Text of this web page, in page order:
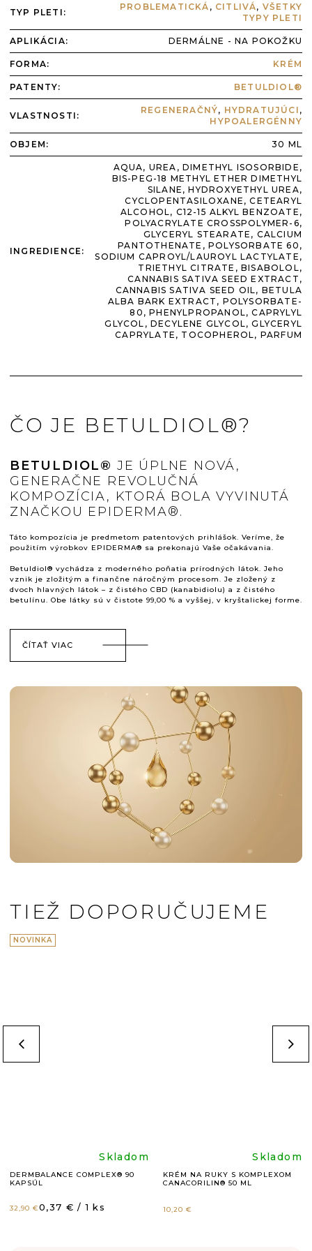
TYP PLETI :
PROBLEMATICKÁ , CITLIVÁ, VŠETKY
TYPY PLETI
APLIKÁCIA: DERMÁLNE - NA POKOŽKU
FORMA: KRÉM
PATENTY: BETULDIOL®
VLASTNOSTI :
REGENERAČNÝ, HYDRATUJÚCI ,
HYPOALERGÉNNY
OBJEM: 30 ML
INGREDIENCE:
AQUA, UREA, DIMETHYL ISOSORBIDE,
BIS-PEG-18 METHYL ETHER DIMETHYL
SILANE, HYDROXYETHYL UREA,
CYCLOPENTASILOXANE, CETEARYL
ALCOHOL, C12-15 ALKYL BENZOATE,
POLYACRYLATE CROSSPOLYMER-6,
GLYCERYL STEARATE, CALCIUM
PANTOTHENATE, POLYSORBATE 60,
SODIUM CAPROYL/LAUROYL LACTYLATE,
TRIETHYL CITRATE, BISABOLOL,
CANNABIS SATIVA SEED EXTRACT,
CANNABIS SATIVA SEED OIL, BETULA
ALBA BARK EXTRACT, POLYSORBATE-
80, PHENYLPROPANOL, CAPRYLYL
GLYCOL, DECYLENE GLYCOL, GLYCERYL
CAPRYLATE, TOCOPHEROL, PARFUM
ČO JE BETULDIOL®?
BETULDIOL® JE ÚPLNE NOVÁ,
GENERAČNE REVOLUČNÁ
KOMPOZÍCIA, KTORÁ BOLA VYVINUTÁ
ZNAČKOU EPIDERMA®.
Táto kompozícia je predmetom patentových prihlášok. Veríme, že
použitím výrobkov EPIDERMA® sa prekonajú Vaše očakávania.
Betuldiol® vychádza z moderného poňatia prírodných látok. Jeho
vznik je zložitým a finančne náročným procesom. Je zložený z
dvoch hlavných látok – z čistého CBD (kanabidiolu) a z čistého
betulínu. Obe látky sú v čistote 99,00 % a vyššej, v kryštalickej forme.
ČÍTAŤ VIAC
TIEŽ DOPORUČUJEME
NOVINKA
DERMBALANCE COMPLEX® 90
KAPSÚL
Priemerné
hodnotenie
Skladom
32,90 €Jednotková
0,37 € / 1 ks
KRÉM NA RUKY S KOMPLEXOM
CANACORILIN® 50 ML
Skladom
10,20 €